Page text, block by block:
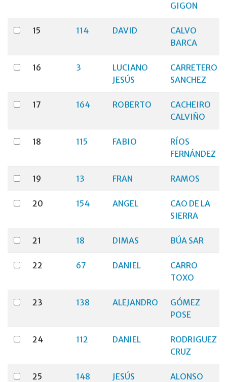
GIGON
15 114 DAVID
CALVO
BARCA
16 3
LUCIANO
JESÚS
CARRETERO
SANCHEZ
17 164 ROBERTO
CACHEIRO
CALVIÑO
18 115 FABIO
RÍOS
FERNÁNDEZ
19 13 FRAN RAMOS
20 154 ANGEL
CAO DE LA
SIERRA
21 18 DIMAS BÚA SAR
22 67 DANIEL
CARRO
TOXO
23 138 ALEJANDRO
GÓMEZ
POSE
24 112 DANIEL
RODRIGUEZ
CRUZ
25 148 JESÚS
ALONSO